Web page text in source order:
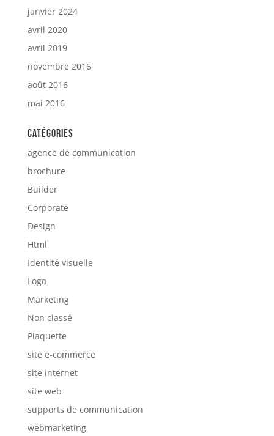
janvier 2024
avril 2020
avril 2019
novembre 2016
août 2016
mai 2016
Catégories
agence de communication
brochure
Builder
Corporate
Design
Html
Identité visuelle
Logo
Marketing
Non classé
Plaquette
site e-commerce
site internet
site web
supports de communication
webmarketing